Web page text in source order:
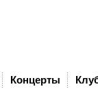
Концерты